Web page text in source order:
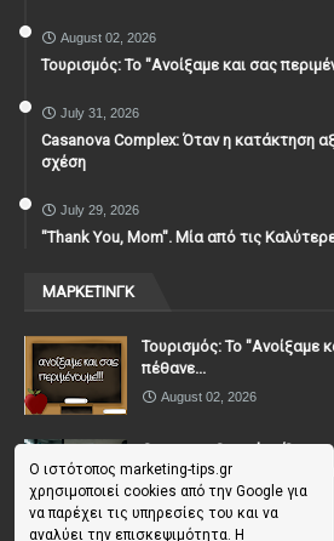
Ο ιστότοπος marketing-tips.gr
χρησιμοποιεί cookies από την Google για
να παρέχει τις υπηρεσίες του και να
αναλύει την επισκεψιμότητα. Η
August 02, 2026
Τουρισμός: Το "Ανοίξαμε και σας
July 31, 2026
Casanova Complex: Όταν η κατάκτηση
σχέση
July 29, 2026
"Thank You, Mοm". Μία από τις
ΜΑΡΚΕΤΙΝΓΚ
Τουρισμός: Το "Ανοίξαμε
πέθανε...
August 02, 2026
Casanova Complex: Όταν η
περισσότερο από τη
July 31, 2026